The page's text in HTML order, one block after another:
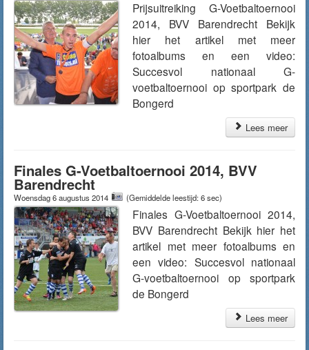
Prijsuitreiking G-Voetbaltoernooi
2014, BVV Barendrecht Bekijk
hier het artikel met meer
fotoalbums en een video:
Succesvol nationaal G-
voetbaltoernooi op sportpark de
Bongerd
Lees meer
Finales G-Voetbaltoernooi 2014, BVV
Barendrecht
Woensdag 6 augustus 2014 (Gemiddelde leestijd: 6 sec)
Finales G-Voetbaltoernooi 2014,
BVV Barendrecht Bekijk hier het
artikel met meer fotoalbums en
een video: Succesvol nationaal
G-voetbaltoernooi op sportpark
de Bongerd
Lees meer